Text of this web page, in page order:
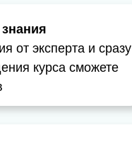
от эксперта и сразу
курса сможете